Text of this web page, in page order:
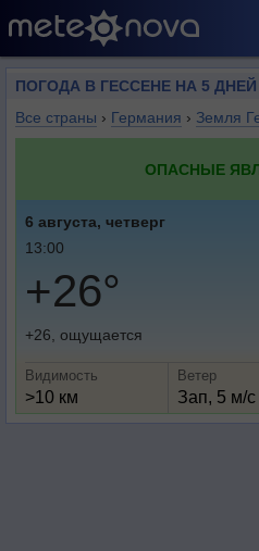
ПОГОДА В ГЕССЕНЕ НА 5 ДНЕЙ
Все страны › Германия › Земля
ОПАСНЫЕ
6 августа, четверг
13:00
+26°
+26, ощущается
Видимость
>10 км
Ветер
Зап, 5 м/с